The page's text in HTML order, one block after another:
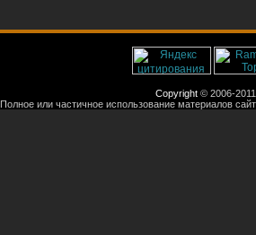
Copyright © 2006-
Полное или частичное использование материалов